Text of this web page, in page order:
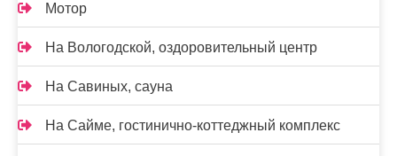
Мотор
На Вологодской, оздоровительный центр
На Савиных, сауна
На Сайме, гостинично-коттеджный комплекс